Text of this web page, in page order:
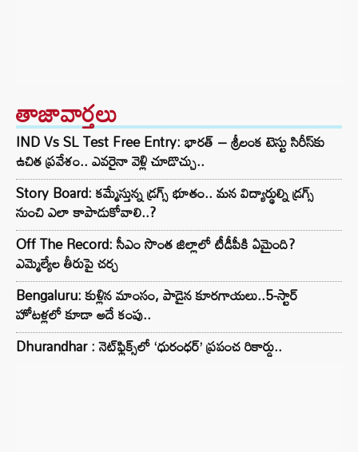
తాజావార్తలు
IND Vs SL Test Free Entry: భారత్ – శ్రీలంక టెస్టు సిరీస్‌కు
ఉచిత ప్రవేశం.. ఎవరైనా వెళ్లి చూడొచ్చు..
Story Board: కమ్మేస్తున్న డ్రగ్స్ భూతం.. మన విద్యార్థుల్ని డ్రగ్స్
నుంచి ఎలా కాపాడుకోవాలి..?
Off The Record: సీఎం సొంత జిల్లాలో టీడీపీకి ఏమైంది?
ఎమ్మెల్యేల తీరుపై చర్చ
Bengaluru: కుళ్లిన మాంసం, పాడైన కూరగాయలు..5-స్టార్
హోటళ్లలో కూడా అదే కంపు..
Dhurandhar : నెట్‌ఫ్లిక్స్‌లో ‘ధురంధర్’ ప్రపంచ రికార్డు..